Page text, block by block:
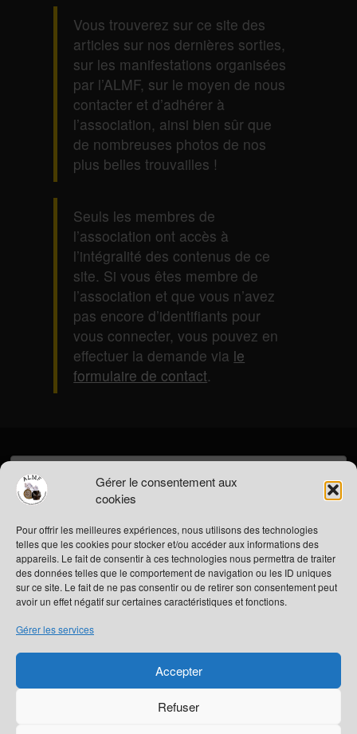
Gérer le consentement aux
cookies
Pour offrir les meilleures expériences, nous utilisons des technologies
telles que les cookies pour stocker et/ou accéder aux informations des
appareils. Le fait de consentir à ces technologies nous permettra de traiter
des données telles que le comportement de navigation ou les ID uniques
sur ce site. Le fait de ne pas consentir ou de retirer son consentement peut
avoir un effet négatif sur certaines caractéristiques et fonctions.
Gérer les services
Accepter
Refuser
Vous trouverez sur ce site des
articles sur nos dernières sorties,
sur les manifestations organisées
par l’ALMF, sur le moyen de nous
contacter et d’adhérer à
l’association, ainsi bien sûr que
de nombreuses photos de nos
plus belles trouvailles !
Seuls les membres de
l’association ont accès à
l’intégralité des contenus de ce
site. Si vous êtes membre de
l’association et que vous n’avez
pas encore d’identifiants pour
vous connecter, vous pouvez en
effectuer la demande via le
formulaire de contact.
Rechercher :
ESPACE ADHÉRENT
Connexion
ARTICLES RÉCENTS
Adhésion à l’association
31e Salon minéralogique annuel
Exposition médiathèque de Pontivy